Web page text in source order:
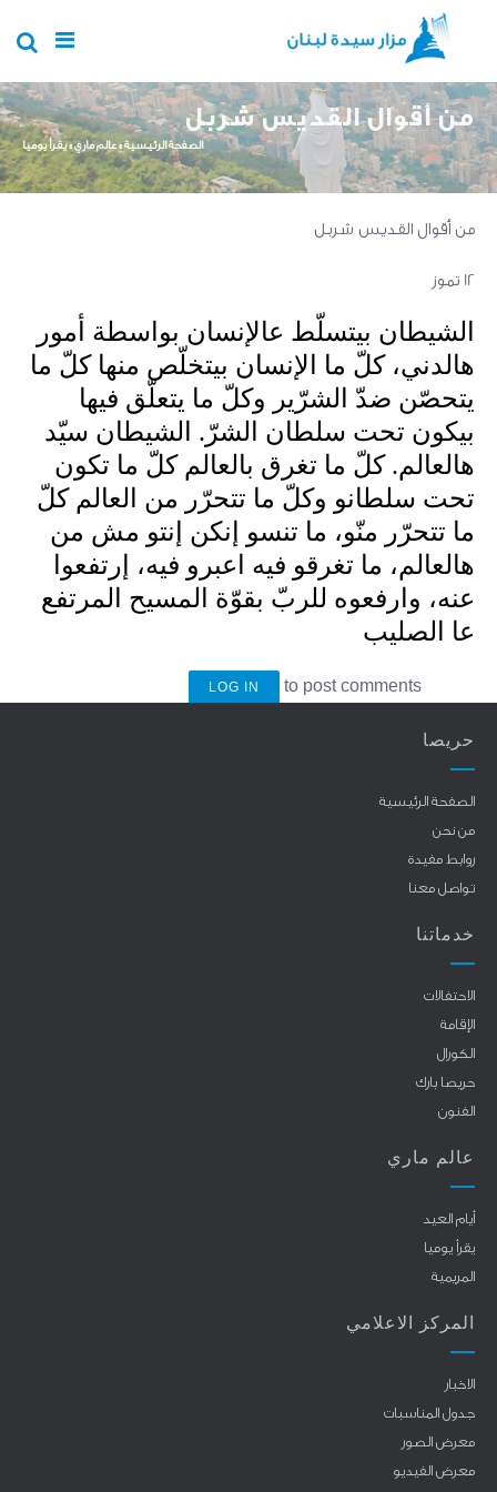
Skip to main content
من أقوال القديس شربل
You are here الصفحة الرئيسية»عالم ماري»يقرأ يوميا
من أقوال القديس شربل
12 تموز
الشيطان بيتسلّط عالإنسان بواسطة أمور
هالدني، كلّ ما الإنسان بيتخلّص منها كلّ ما
يتحصّن ضدّ الشرّير وكلّ ما يتعلّق فيها
بيكون تحت سلطان الشرّ. الشيطان سيّد
هالعالم. كلّ ما تغرق بالعالم كلّ ما تكون
تحت سلطانو وكلّ ما تتحرّر من العالم كلّ
ما تتحرّر منّو، ما تنسو إنكن إنتو مش من
هالعالم، ما تغرقو فيه اعبرو فيه، إرتفعوا
عنه، وارفعوه للربّ بقوّة المسيح المرتفع
عا الصليب
LOG IN to post comments
حريصا
الصفحة الرئيسية
من نحن
روابط مفيدة
تواصل معنا
خدماتنا
الاحتفالات
الإقامة
الكورال
حريصا بارك
الفنون
عالم ماري
أيام العيد
يقرأ يوميا
المريمية
المركز الاعلامي
الاخبار
جدول المناسبات
معرض الصور
معرض الفيديو